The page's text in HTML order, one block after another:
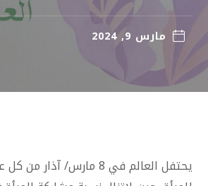
مارس 9, 2024
يحتفل العالم في 8 مارس/